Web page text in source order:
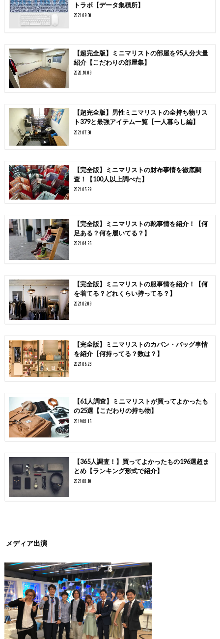
トラボ【データ集積所】
2021.09.30
【超完全版】ミニマリストの部屋を95人分大量
紹介【こだわりの部屋集】
2020.10.09
【超完全版】男性ミニマリストの全持ち物リス
ト379と最強アイテム一覧【一人暮らし編】
2021.07.30
【完全版】ミニマリストの財布事情を徹底調
査！【100人以上調べた】
2021.05.29
【完全版】ミニマリストの靴事情を紹介！【何
足ある？何を履いてる？】
2021.04.25
【完全版】ミニマリストの服事情を紹介！【何
を着てる？どれくらい持ってる？】
2021.02.09
【完全版】ミニマリストのカバン・バッグ事情
を紹介【何持ってる？数は？】
2021.06.23
【61人調査】ミニマリストが買ってよかったも
の25選【こだわりの持ち物】
2019.08.15
【365人調査！】買ってよかったもの196選超ま
とめ【ランキング形式で紹介】
2021.08.10
メディア出演